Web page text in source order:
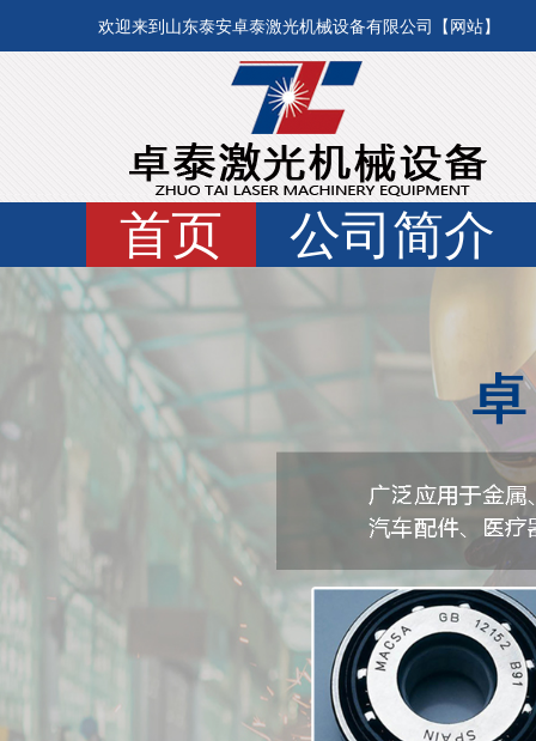
欢迎来到山东泰安卓泰激光机械设备有限公司【网站】
首页 公司简介